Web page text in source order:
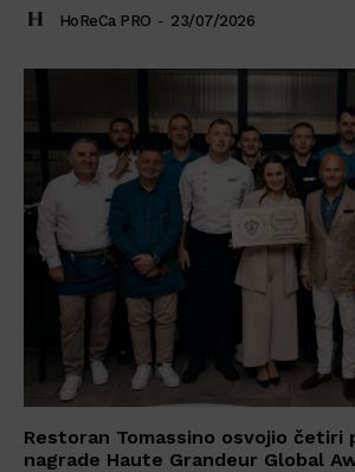
HoReCa PRO - 23/07/2026
Restoran Tomassino osvojio četiri
nagrade Haute Grandeur Global